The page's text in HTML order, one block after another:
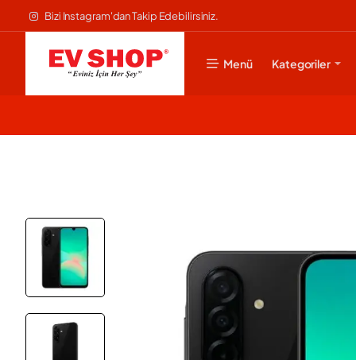
Bizi Instagram'dan Takip Edebilirsiniz.
Menü Kategoriler